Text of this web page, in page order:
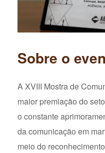
Sobre o
A XVIII Mostra de
maior premiação do
o constante
da comunicação em
meio do